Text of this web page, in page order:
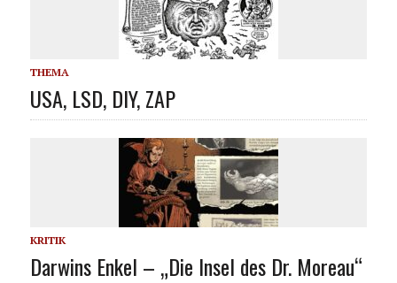
THEMA
USA, LSD, DIY, ZAP
KRITIK
Darwins Enkel – „Die Insel des Dr. Moreau“